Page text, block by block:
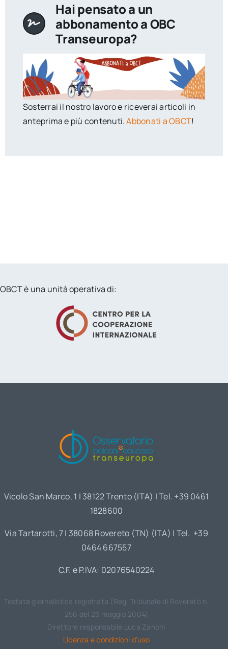
Hai pensato a un
abbonamento a OBC
Transeuropa?
Sosterrai il nostro lavoro e riceverai articoli in
anteprima e più contenuti.Abbonati a OBCT!
OBCT è una unità operativa di:
Vicolo San Marco, 1 | 38122 Trento (ITA) | Tel. +39 0461
1828600
Via Tartarotti, 7 | 38068 Rovereto (TN) (ITA) | Tel. +39
0464 667557
C.F. e P.IVA: 02076540224
Testata giornalistica registrata (Reg. Tribunale di Rovereto n.
256 del 26 maggio 2004)
Direttore responsabile Luca Zanoni
Licenza e condizioni d’uso